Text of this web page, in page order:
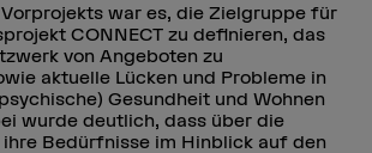
war es, die Zielgruppe für
CONNECT zu definieren, das
von Angeboten zu
aktuelle Lücken und Probleme in
Gesundheit und Wohnen
wurde deutlich, dass über die
Bedürfnisse im Hinblick auf den